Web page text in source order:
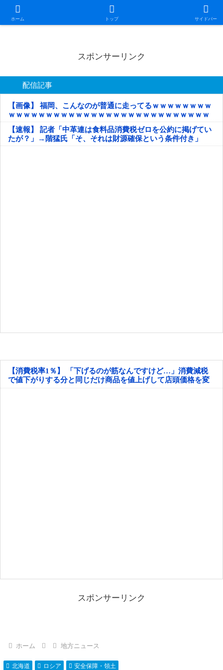
ホーム トップ サイドバー
日本第一！ニュース録
スポンサーリンク
配信記事
【画像】 福岡、こんなのが普通に走ってるｗｗｗｗｗｗｗｗ
ｗｗｗｗｗｗｗｗｗｗｗｗｗｗｗｗｗｗｗｗｗｗｗｗｗｗｗ
ｗｗｗｗｗ
【速報】 記者「中革連は食料品消費税ゼロを公約に掲げてい
たが？」→階猛氏「そ、それは財源確保という条件付き」
【消費税率1％】 「下げるのが筋なんですけど…」消費減税
で値下がりする分と同じだけ商品を値上げして店頭価格を変
えない店も
スポンサーリンク
ホーム 地方ニュース
北海道 ロシア 安全保障・領土